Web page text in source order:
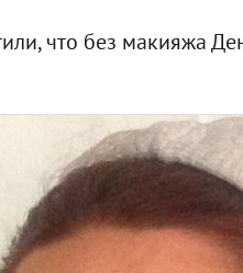
что без макияжа